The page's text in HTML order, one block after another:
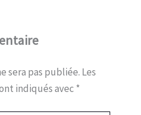
sera pas publiée. Les
indiqués avec *